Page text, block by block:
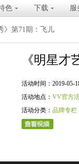
色 下载 服
》第71期：飞儿
《明星才
活动时间：2019-05-
活动地点： VV官方
活动分类： 品牌专栏